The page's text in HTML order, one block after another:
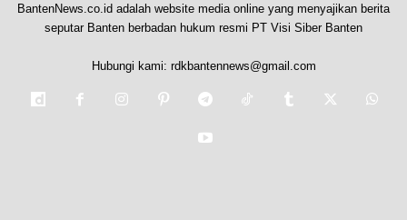
BantenNews.co.id adalah website media online yang menyajikan berita
seputar Banten berbadan hukum resmi PT Visi Siber Banten
Hubungi kami: rdkbantennews@gmail.com